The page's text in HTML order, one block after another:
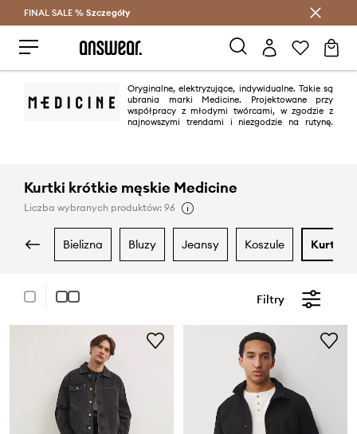
Oszczędzaj z Answear Club >
FINAL SALE % Szczegóły
Oryginalne, elektryzujące, indywidualne. Takie są
ubrania marki Medicine. Projektowane przy
współpracy z młodymi twórcami, w zgodzie z
najnowszymi trendami i niezgodzie na rutynę.
Kurtki krótkie męskie Medicine
Liczba wybranych produktów: 96
bielizna bluzy jeansy koszule kurtki
Filtry